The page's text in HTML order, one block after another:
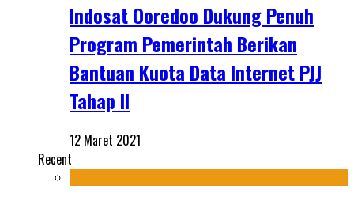
Indosat Ooredoo Dukung Penuh
Program Pemerintah Berikan
Bantuan Kuota Data Internet PJJ
Tahap II
12 Maret 2021
Recent